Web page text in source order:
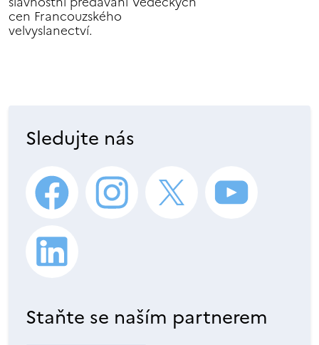
cen Francouzského
velvyslanectví.
Sledujte nás
Staňte se naším partnerem